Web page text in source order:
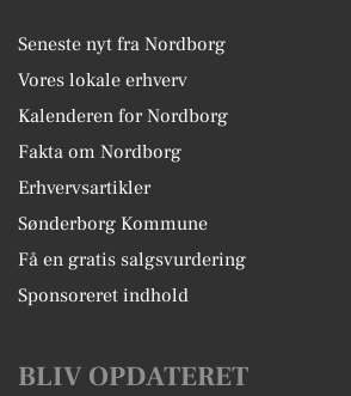
Seneste nyt fra Nordborg
Vores lokale erhverv
Kalenderen for Nordborg
Fakta om Nordborg
Erhvervsartikler
Sønderborg Kommune
Få en gratis salgsvurdering
Sponsoreret indhold
BLIV OPDATERET